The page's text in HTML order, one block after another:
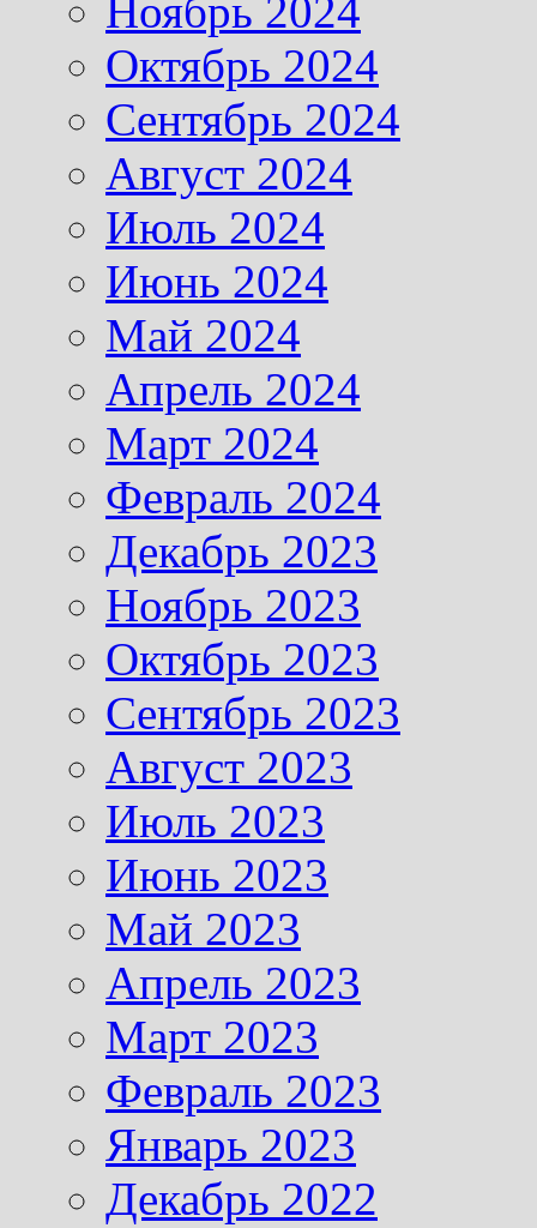
Ноябрь 2024
Октябрь 2024
Сентябрь 2024
Август 2024
Июль 2024
Июнь 2024
Май 2024
Апрель 2024
Март 2024
Февраль 2024
Декабрь 2023
Ноябрь 2023
Октябрь 2023
Сентябрь 2023
Август 2023
Июль 2023
Июнь 2023
Май 2023
Апрель 2023
Март 2023
Февраль 2023
Январь 2023
Декабрь 2022